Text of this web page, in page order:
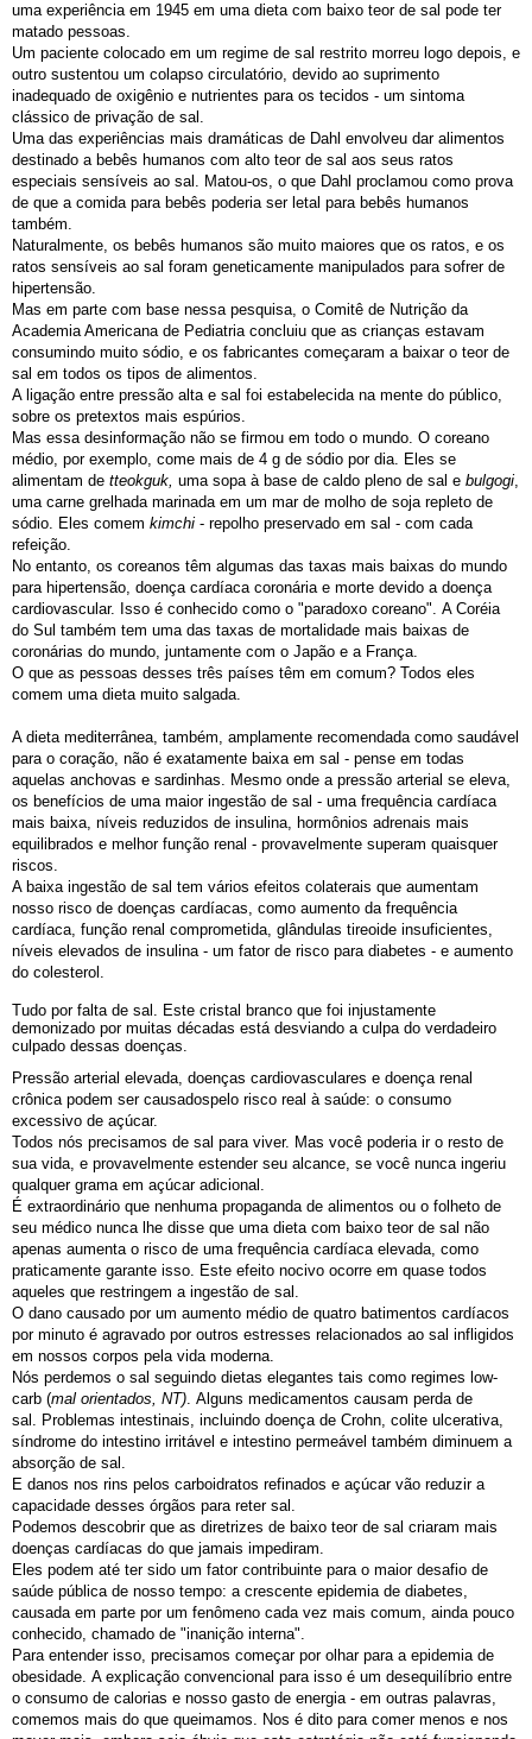
uma experiência em 1945 em uma dieta com baixo teor de sal pode ter
matado pessoas.
Um paciente colocado em um regime de sal restrito morreu logo depois, e
outro sustentou um colapso circulatório, devido ao suprimento
inadequado de oxigênio e nutrientes para os tecidos - um sintoma
clássico de privação de sal.
Uma das experiências mais dramáticas de Dahl envolveu dar alimentos
destinado a bebês humanos com alto teor de sal aos seus ratos
especiais sensíveis ao sal. Matou-os, o que Dahl proclamou como prova
de que a comida para bebês poderia ser letal para bebês humanos
também.
Naturalmente, os bebês humanos são muito maiores que os ratos, e os
ratos sensíveis ao sal foram geneticamente manipulados para sofrer de
hipertensão.
Mas em parte com base nessa pesquisa, o Comitê de Nutrição da
Academia Americana de Pediatria concluiu que as crianças estavam
consumindo muito sódio, e os fabricantes começaram a baixar o teor de
sal em todos os tipos de alimentos.
A ligação entre pressão alta e sal foi estabelecida na mente do público,
sobre os pretextos mais espúrios.
Mas essa desinformação não se firmou em todo o mundo. O coreano
médio, por exemplo, come mais de 4 g de sódio por dia. Eles se
alimentam de tteokguk, uma sopa à base de caldo pleno de sal e bulgogi,
uma carne grelhada marinada em um mar de molho de soja repleto de
sódio. Eles comem kimchi - repolho preservado em sal - com cada
refeição.
No entanto, os coreanos têm algumas das taxas mais baixas do mundo
para hipertensão, doença cardíaca coronária e morte devido a doença
cardiovascular. Isso é conhecido como o "paradoxo coreano". A Coréia
do Sul também tem uma das taxas de mortalidade mais baixas de
coronárias do mundo, juntamente com o Japão e a França.
O que as pessoas desses três países têm em comum? Todos eles
comem uma dieta muito salgada.
A dieta mediterrânea, também, amplamente recomendada como saudável
para o coração, não é exatamente baixa em sal - pense em todas
aquelas anchovas e sardinhas. Mesmo onde a pressão arterial se eleva,
os benefícios de uma maior ingestão de sal - uma frequência cardíaca
mais baixa, níveis reduzidos de insulina, hormônios adrenais mais
equilibrados e melhor função renal - provavelmente superam quaisquer
riscos.
A baixa ingestão de sal tem vários efeitos colaterais que aumentam
nosso risco de doenças cardíacas, como aumento da frequência
cardíaca, função renal comprometida, glândulas tireoide insuficientes,
níveis elevados de insulina - um fator de risco para diabetes - e aumento
do colesterol.
Tudo por falta de sal. Este cristal branco que foi injustamente
demonizado por muitas décadas está desviando a culpa do verdadeiro
culpado dessas doenças.
Pressão arterial elevada, doenças cardiovasculares e doença renal
crônica podem ser causados ​​pelo risco real à saúde: o consumo
excessivo de açúcar.
Todos nós precisamos de sal para viver. Mas você poderia ir o resto de
sua vida, e provavelmente estender seu alcance, se você nunca ingeriu
qualquer grama em açúcar adicional.
É extraordinário que nenhuma propaganda de alimentos ou o folheto de
seu médico nunca lhe disse que uma dieta com baixo teor de sal não
apenas aumenta o risco de uma frequência cardíaca elevada, como
praticamente garante isso. Este efeito nocivo ocorre em quase todos
aqueles que restringem a ingestão de sal.
O dano causado por um aumento médio de quatro batimentos cardíacos
por minuto é agravado por outros estresses relacionados ao sal infligidos
em nossos corpos pela vida moderna.
Nós perdemos o sal seguindo dietas elegantes tais como regimes low-
carb (mal orientados, NT) . Alguns medicamentos causam perda de
sal. Problemas intestinais, incluindo doença de Crohn, colite ulcerativa,
síndrome do intestino irritável e intestino permeável também diminuem a
absorção de sal.
E danos nos rins pelos carboidratos refinados e açúcar vão reduzir a
capacidade desses órgãos para reter sal.
Podemos descobrir que as diretrizes de baixo teor de sal criaram mais
doenças cardíacas do que jamais impediram.
Eles podem até ter sido um fator contribuinte para o maior desafio de
saúde pública de nosso tempo: a crescente epidemia de diabetes,
causada em parte por um fenômeno cada vez mais comum, ainda pouco
conhecido, chamado de "inanição interna".
Para entender isso, precisamos começar por olhar para a epidemia de
obesidade. A explicação convencional para isso é um desequilíbrio entre
o consumo de calorias e nosso gasto de energia - em outras palavras,
comemos mais do que queimamos. Nos é dito para comer menos e nos